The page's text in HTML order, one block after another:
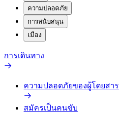
ความปลอดภัย
การสนับสนุน
เมือง
การเดินทาง
ความปลอดภัยของผู้โดยสาร
สมัครเป็นคนขับ